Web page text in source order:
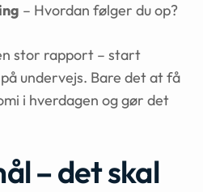
– Hvordan følger du op?
stor rapport – start
undervejs. Bare det at få
i hverdagen og gør det
– det skal